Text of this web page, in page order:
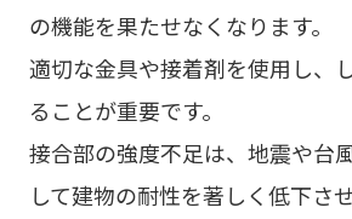
の機能を果たせなくなります。
適切な金具や接着剤を使用し、
ることが重要です。
接合部の強度不足は、地震や台
して建物の耐性を著しく低下さ